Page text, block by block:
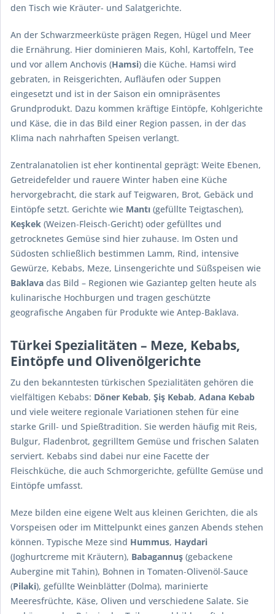
den Tisch wie Kräuter- und Salatgerichte.
An der Schwarzmeerküste prägen Regen, Hügel und Meer
die Ernährung. Hier dominieren Mais, Kohl, Kartoffeln, Tee
und vor allem Anchovis (Hamsi) die Küche. Hamsi wird
gebraten, in Reisgerichten, Aufläufen oder Suppen
eingesetzt und ist in der Saison ein omnipräsentes
Grundprodukt. Dazu kommen kräftige Eintöpfe, Kohlgerichte
und Käse, die in das Bild einer Region passen, in der das
Klima nach nahrhaften Speisen verlangt.
Zentralanatolien ist eher kontinental geprägt: Weite Ebenen,
Getreidefelder und rauere Winter haben eine Küche
hervorgebracht, die stark auf Teigwaren, Brot, Gebäck und
Eintöpfe setzt. Gerichte wie Mantı (gefüllte Teigtaschen),
Keşkek (Weizen‑Fleisch‑Gericht) oder gefülltes und
getrocknetes Gemüse sind hier zuhause. Im Osten und
Südosten schließlich bestimmen Lamm, Rind, intensive
Gewürze, Kebabs, Meze, Linsengerichte und Süßspeisen wie
Baklava das Bild – Regionen wie Gaziantep gelten heute als
kulinarische Hochburgen und tragen geschützte
geografische Angaben für Produkte wie Antep‑Baklava.
Türkei Spezialitäten – Meze, Kebabs,
Eintöpfe und Olivenölgerichte
Zu den bekanntesten türkischen Spezialitäten gehören die
vielfältigen Kebabs: Döner Kebab, Şiş Kebab, Adana Kebab
und viele weitere regionale Variationen stehen für eine
starke Grill‑ und Spießtradition. Sie werden häufig mit Reis,
Bulgur, Fladenbrot, gegrilltem Gemüse und frischen Salaten
serviert. Kebabs sind dabei nur eine Facette der
Fleischküche, die auch Schmorgerichte, gefüllte Gemüse und
Eintöpfe umfasst.
Meze bilden eine eigene Welt aus kleinen Gerichten, die als
Vorspeisen oder im Mittelpunkt eines ganzen Abends stehen
können. Typische Meze sind Hummus, Haydari
(Joghurtcreme mit Kräutern), Babagannuş (gebackene
Aubergine mit Tahin), Bohnen in Tomaten‑Olivenöl‑Sauce
(Pilaki), gefüllte Weinblätter (Dolma), marinierte
Meeresfrüchte, Käse, Oliven und verschiedene Salate. Sie